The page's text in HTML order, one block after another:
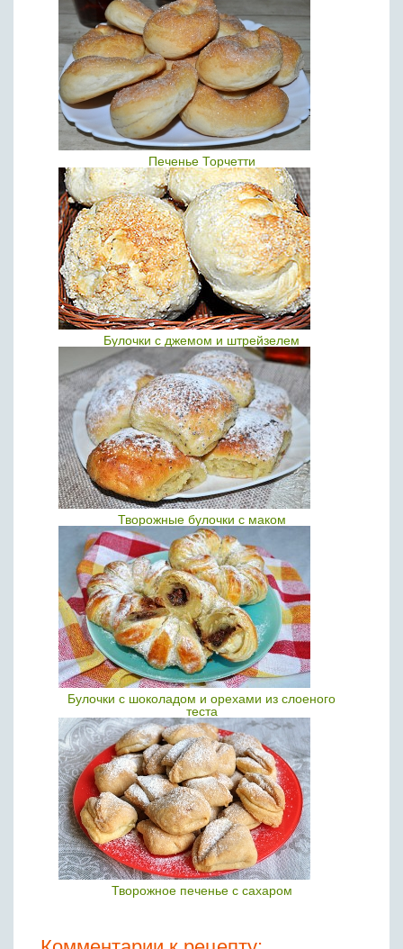
Печенье Торчетти
Булочки с джемом и штрейзелем
Творожные булочки с маком
Булочки с шоколадом и орехами из слоеного
теста
Творожное печенье с сахаром